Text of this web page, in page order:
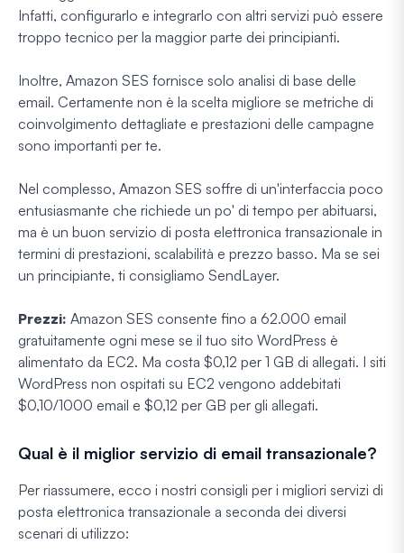
Infatti, configurarlo e integrarlo con altri servizi può essere
troppo tecnico per la maggior parte dei principianti.
Inoltre, Amazon SES fornisce solo analisi di base delle
email. Certamente non è la scelta migliore se metriche di
coinvolgimento dettagliate e prestazioni delle campagne
sono importanti per te.
Nel complesso, Amazon SES soffre di un'interfaccia poco
entusiasmante che richiede un po' di tempo per abituarsi,
ma è un buon servizio di posta elettronica transazionale in
termini di prestazioni, scalabilità e prezzo basso. Ma se sei
un principiante, ti consigliamo SendLayer.
Prezzi: Amazon SES consente fino a 62.000 email
gratuitamente ogni mese se il tuo sito WordPress è
alimentato da EC2. Ma costa $0,12 per 1 GB di allegati. I siti
WordPress non ospitati su EC2 vengono addebitati
$0,10/1000 email e $0,12 per GB per gli allegati.
Qual è il miglior servizio di email transazionale?
Per riassumere, ecco i nostri consigli per i migliori servizi di
posta elettronica transazionale a seconda dei diversi
scenari di utilizzo: